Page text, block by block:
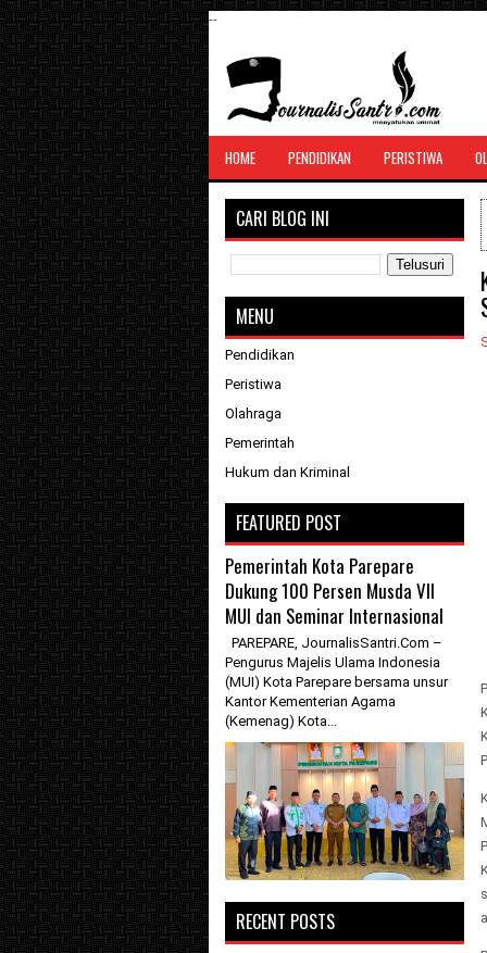
--
SANTRI JURNALIS
Menghimpun seluruh berita, tulisan,
HOME PENDIDIKAN PERISTIWA
CARI BLOG INI
MENU
Pendidikan
Peristiwa
Olahraga
Pemerintah
Hukum dan Kriminal
FEATURED POST
Pemerintah Kota Parepare
Dukung 100 Persen Musda VII
MUI dan Seminar Internasional
PAREPARE, JournalisSantri.Com –
Pengurus Majelis Ulama Indonesia
(MUI) Kota Parepare bersama unsur
Kantor Kementerian Agama
(Kemenag) Kota...
RECENT POSTS